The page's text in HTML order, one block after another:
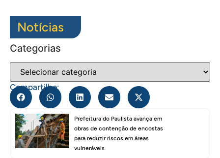
Notícias
Categorias
Compartilhe:
Prefeitura do Paulista avança em
obras de contenção de encostas
para reduzir riscos em áreas
vulneráveis